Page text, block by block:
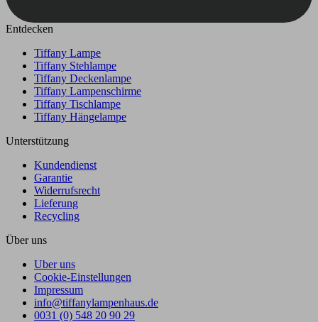
Entdecken
Tiffany Lampe
Tiffany Stehlampe
Tiffany Deckenlampe
Tiffany Lampenschirme
Tiffany Tischlampe
Tiffany Hängelampe
Unterstützung
Kundendienst
Garantie
Widerrufsrecht
Lieferung
Recycling
Über uns
Uber uns
Cookie-Einstellungen
Impressum
info@tiffanylampenhaus.de
0031 (0) 548 20 90 29